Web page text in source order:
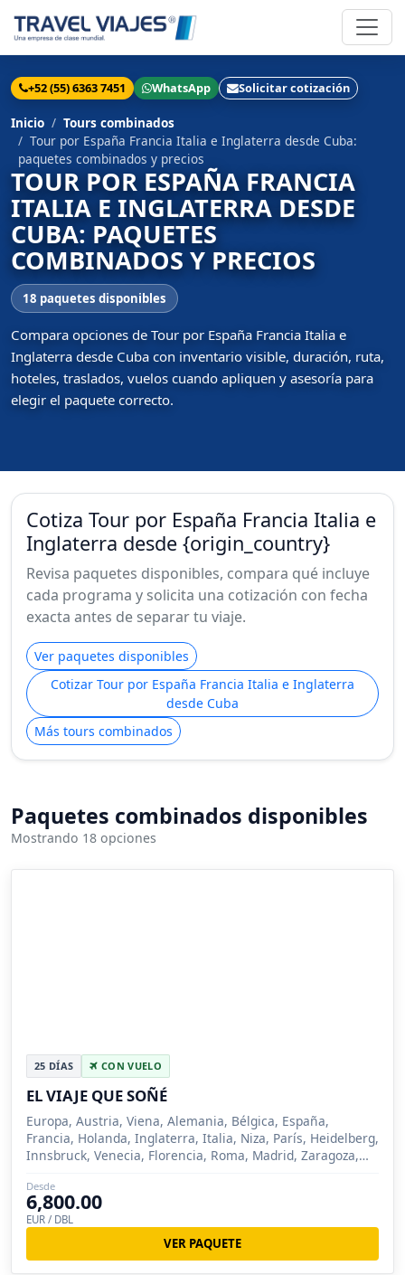
+52 (55) 6363 7451 WhatsApp Solicitar cotización
Inicio
Tours combinados
Tour por España Francia Italia e Inglaterra desde Cuba:
paquetes combinados y precios
TOUR POR ESPAÑA FRANCIA
ITALIA E INGLATERRA DESDE
CUBA: PAQUETES
COMBINADOS Y PRECIOS
18 paquetes disponibles
Compara opciones de Tour por España Francia Italia e
Inglaterra desde Cuba con inventario visible, duración, ruta,
hoteles, traslados, vuelos cuando apliquen y asesoría para
elegir el paquete correcto.
Cotiza Tour por España Francia Italia e
Inglaterra desde {origin_country}
Revisa paquetes disponibles, compara qué incluye
cada programa y solicita una cotización con fecha
exacta antes de separar tu viaje.
Ver paquetes disponibles
Cotizar Tour por España Francia Italia e Inglaterra
desde Cuba
Más tours combinados
Paquetes combinados disponibles
Mostrando 18 opciones
25 DÍAS CON VUELO
EL VIAJE QUE SOÑÉ
Europa, Austria, Viena, Alemania, Bélgica, España,
Francia, Holanda, Inglaterra, Italia, Niza, París, Heidelberg,
Innsbruck, Venecia, Florencia, Roma, Madrid, Zaragoza,
Desde
6,800.00
EUR / DBL
VER PAQUETE